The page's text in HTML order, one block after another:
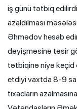
iş günü tətbiq
azaldılması
Əhmədov hesab
dəyişməsinə təsir
tətbiqinə niyə keçid
etdiyi vaxtda 8-9
tıxacların